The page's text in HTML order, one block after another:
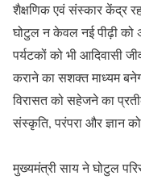
शैक्षणिक एवं संस्कार केंद्र
घोटुल न केवल नई पीढ़ी को
पर्यटकों को भी आदिवासी
कराने का सशक्त माध्यम
विरासत को सहेजने का
संस्कृति, परंपरा और ज्ञान
मुख्यमंत्री साय ने घोटुल